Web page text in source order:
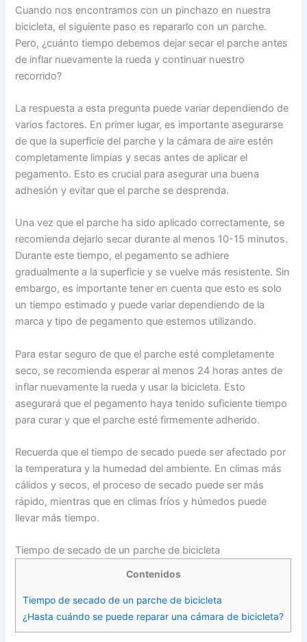
Cuando nos encontramos con un pinchazo en nuestra
bicicleta, el siguiente paso es repararlo con un parche.
Pero, ¿cuánto tiempo debemos dejar secar el parche antes
de inflar nuevamente la rueda y continuar nuestro
recorrido?
La respuesta a esta pregunta puede variar dependiendo de
varios factores. En primer lugar, es importante asegurarse
de que la superficie del parche y la cámara de aire estén
completamente limpias y secas antes de aplicar el
pegamento. Esto es crucial para asegurar una buena
adhesión y evitar que el parche se desprenda.
Una vez que el parche ha sido aplicado correctamente, se
recomienda dejarlo secar durante al menos 10-15 minutos.
Durante este tiempo, el pegamento se adhiere
gradualmente a la superficie y se vuelve más resistente. Sin
embargo, es importante tener en cuenta que esto es solo
un tiempo estimado y puede variar dependiendo de la
marca y tipo de pegamento que estemos utilizando.
Para estar seguro de que el parche esté completamente
seco, se recomienda esperar al menos 24 horas antes de
inflar nuevamente la rueda y usar la bicicleta. Esto
asegurará que el pegamento haya tenido suficiente tiempo
para curar y que el parche esté firmemente adherido.
Recuerda que el tiempo de secado puede ser afectado por
la temperatura y la humedad del ambiente. En climas más
cálidos y secos, el proceso de secado puede ser más
rápido, mientras que en climas fríos y húmedos puede
llevar más tiempo.
Tiempo de secado de un parche de bicicleta
Contenidos
Tiempo de secado de un parche de bicicleta
¿Hasta cuándo se puede reparar una cámara de bicicleta?